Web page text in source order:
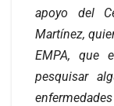
apoyo del
Martínez,
EMPA, que
pesquisar